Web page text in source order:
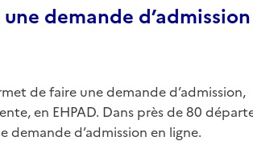
demande
de faire une demande d’admission,
en EHPAD. Dans près de 80
demande d’admission en ligne.